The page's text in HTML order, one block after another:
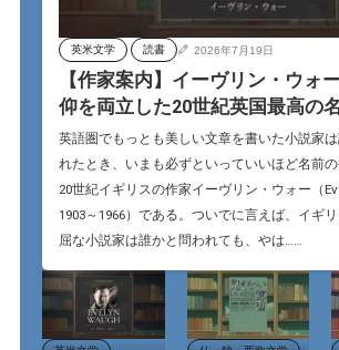
英米文学 読書 2026年7月19日
【作家案内】イーヴリン・ウォ
仰を両立した20世紀英国最高の
英語圏でもっとも美しい文章を書いた小説家
れたとき、いまも必ずといっていいほど名前の
20世紀イギリスの作家イーヴリン・ウォー（
1903～1966）である。ついでに言えば、イギ
屈な小説家は誰かと問われても、やは……